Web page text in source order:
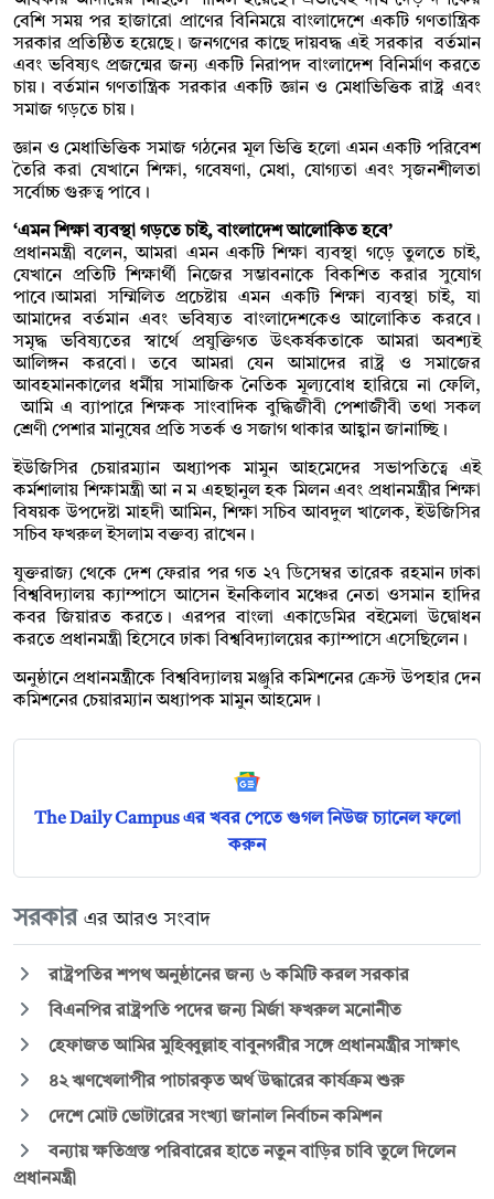
বেশি সময় পর হাজারো প্রাণের বিনিময়ে বাংলাদেশে একটি গণতান্ত্রিক
সরকার প্রতিষ্ঠিত হয়েছে। জনগণের কাছে দায়বদ্ধ এই সরকার বর্তমান
এবং ভবিষ্যৎ প্রজন্মের জন্য একটি নিরাপদ বাংলাদেশ বিনির্মাণ করতে
চায়। বর্তমান গণতান্ত্রিক সরকার একটি জ্ঞান ও মেধাভিত্তিক রাষ্ট্র এবং
সমাজ গড়তে চায়।
জ্ঞান ও মেধাভিত্তিক সমাজ গঠনের মূল ভিত্তি হলো এমন একটি পরিবেশ
তৈরি করা যেখানে শিক্ষা, গবেষণা, মেধা, যোগ্যতা এবং সৃজনশীলতা
সর্বোচ্চ গুরুত্ব পাবে।
‘এমন শিক্ষা ব্যবস্থা গড়তে চাই, বাংলাদেশ আলোকিত হবে’
প্রধানমন্ত্রী বলেন, আমরা এমন একটি শিক্ষা ব্যবস্থা গড়ে তুলতে চাই,
যেখানে প্রতিটি শিক্ষার্থী নিজের সম্ভাবনাকে বিকশিত করার সুযোগ
পাবে।আমরা সম্মিলিত প্রচেষ্টায় এমন একটি শিক্ষা ব্যবস্থা চাই, যা
আমাদের বর্তমান এবং ভবিষ্যত বাংলাদেশকেও আলোকিত করবে।
সমৃদ্ধ ভবিষ্যতের স্বার্থে প্রযুক্তিগত উৎকর্ষকতাকে আমরা অবশ্যই
আলিঙ্গন করবো। তবে আমরা যেন আমাদের রাষ্ট্র ও সমাজের
আবহমানকালের ধর্মীয় সামাজিক নৈতিক মূল্যবোধ হারিয়ে না ফেলি,
আমি এ ব্যাপারে শিক্ষক সাংবাদিক বুদ্ধিজীবী পেশাজীবী তথা সকল
শ্রেণী পেশার মানুষের প্রতি সতর্ক ও সজাগ থাকার আহ্বান জানাচ্ছি।
ইউজিসির চেয়ারম্যান অধ্যাপক মামুন আহমেদের সভাপতিত্বে এই
কর্মশালায় শিক্ষামন্ত্রী আ ন ম এহছানুল হক মিলন এবং প্রধানমন্ত্রীর শিক্ষা
বিষয়ক উপদেষ্টা মাহদী আমিন, শিক্ষা সচিব আবদুল খালেক, ইউজিসির
সচিব ফখরুল ইসলাম বক্তব্য রাখেন।
যুক্তরাজ্য থেকে দেশ ফেরার পর গত ২৭ ডিসেম্বর তারেক রহমান ঢাকা
বিশ্ববিদ্যালয় ক্যাম্পাসে আসেন ইনকিলাব মঞ্চের নেতা ওসমান হাদির
কবর জিয়ারত করতে। এরপর বাংলা একাডেমির বইমেলা উদ্বোধন
করতে প্রধানমন্ত্রী হিসেবে ঢাকা বিশ্ববিদ্যালয়ের ক্যাম্পাসে এসেছিলেন।
অনুষ্ঠানে প্রধানমন্ত্রীকে বিশ্ববিদ্যালয় মঞ্জুরি কমিশনের ক্রেস্ট উপহার দেন
কমিশনের চেয়ারম্যান অধ্যাপক মামুন আহমেদ।
The Daily Campus এর খবর পেতে গুগল নিউজ চ্যানেল ফলো
করুন
সরকার এর আরও সংবাদ
রাষ্ট্রপতির শপথ অনুষ্ঠানের জন্য ৬ কমিটি করল সরকার
বিএনপির রাষ্ট্রপতি পদের জন্য মির্জা ফখরুল মনোনীত
হেফাজত আমির মুহিব্বুল্লাহ বাবুনগরীর সঙ্গে প্রধানমন্ত্রীর সাক্ষাৎ
৪২ ঋণখেলাপীর পাচারকৃত অর্থ উদ্ধারের কার্যক্রম শুরু
দেশে মোট ভোটারের সংখ্যা জানাল নির্বাচন কমিশন
বন্যায় ক্ষতিগ্রস্ত পরিবারের হাতে নতুন বাড়ির চাবি তুলে দিলেন
প্রধানমন্ত্রী